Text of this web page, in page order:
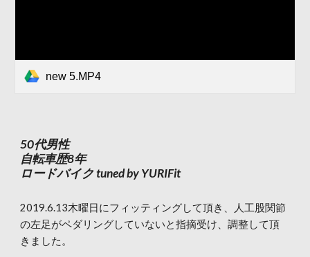
new 5.MP4
50代男性
自転車歴8年
ロードバイク tuned by YURIFit
2019.6.13木曜日にフィッティングして頂き、人工股関節
の左足がペダリングしていないと指摘受け、調整して頂
きました。